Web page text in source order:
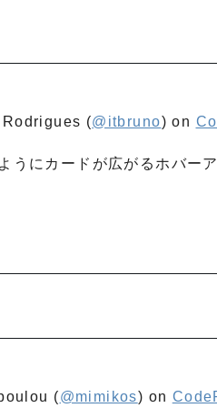
(@itbruno) on
うにカードが広がるホバー
(@mimikos) on